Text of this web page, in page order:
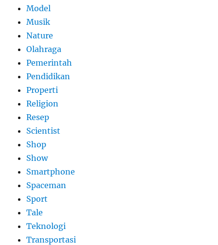
Model
Musik
Nature
Olahraga
Pemerintah
Pendidikan
Properti
Religion
Resep
Scientist
Shop
Show
Smartphone
Spaceman
Sport
Tale
Teknologi
Transportasi